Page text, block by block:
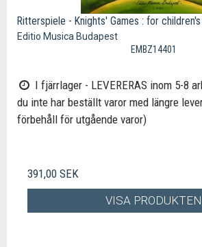
Ritterspiele - Knights' Games : for
Editio Musica Budapest
EMBZ14401
I fjärrlager - LEVERERAS inom 5-8
du inte har beställt varor med längre
förbehåll för utgående varor)
391,00 SEK
VISA PRODUKTEN